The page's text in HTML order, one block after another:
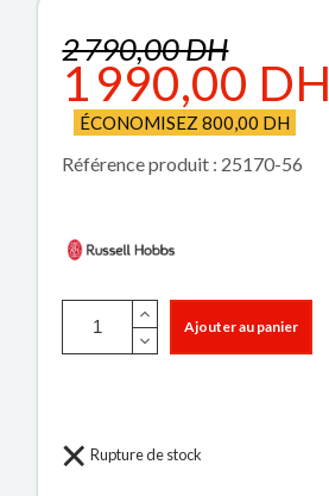
2 790,00 DH
1 990,00 DH
ÉCONOMISEZ 800,00 DH
Référence produit : 25170-56
Ajouter au panier
Rupture de stock